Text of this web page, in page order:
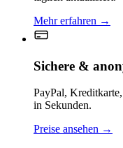
Mehr erfahren →
Sichere &
PayPal,
in Sekunden.
Preise ansehen →